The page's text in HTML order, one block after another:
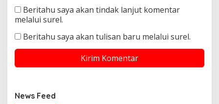
Beritahu saya akan tindak lanjut komentar
melalui surel.
Beritahu saya akan tulisan baru melalui surel.
News Feed